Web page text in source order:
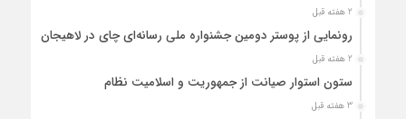
2 هفته قبل
رونمایی از پوستر دومین جشنواره ملی رسانه‌ای چای در لاهیجان
2 هفته قبل
ستون استوار صیانت از جمهوریت و اسلامیت نظام
3 هفته قبل